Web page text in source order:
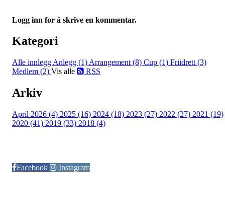
Logg inn for å skrive en kommentar.
Kategori
Alle innlegg Anlegg (1) Arrangement (8) Cup (1) Friidrett (3)
Medlem (2) Vis alle RSS
Arkiv
April 2026 (4) 2025 (16) 2024 (18) 2023 (27) 2022 (27) 2021 (19)
2020 (41) 2019 (33) 2018 (4)
Facebook
Instagram